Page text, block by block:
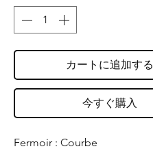
カートに追加する
今すぐ購入
Fermoir : Courbe